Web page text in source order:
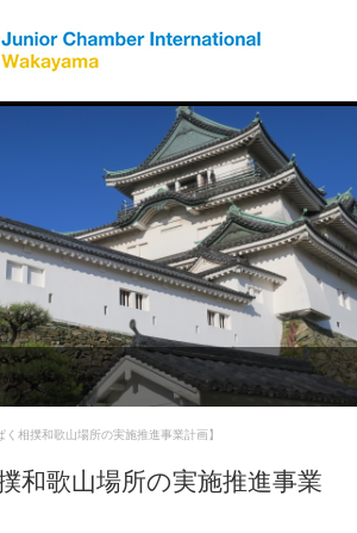
く相撲和歌山場所の実施推進事業計画】
和歌山場所の実施推進事業